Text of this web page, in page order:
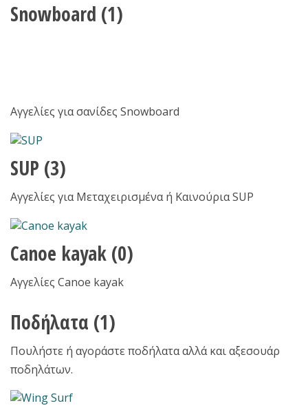
Snowboard (1)
Αγγελίες για σανίδες Snowboard
SUP (3)
Αγγελίες για Μεταχειρισμένα ή Καινούρια SUP
Canoe kayak (0)
Αγγελίες Canoe kayak
Ποδήλατα (1)
Πουλήστε ή αγοράστε ποδήλατα αλλά και αξεσουάρ
ποδηλάτων.